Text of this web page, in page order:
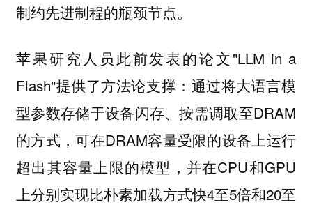
制约先进制程的瓶颈节点。
苹果研究人员此前发表的论文"LLM in a
Flash"提供了方法论支撑：通过将大语言模
型参数存储于设备闪存、按需调取至DRAM
的方式，可在DRAM容量受限的设备上运行
超出其容量上限的模型，并在CPU和GPU
上分别实现比朴素加载方式快4至5倍和20至